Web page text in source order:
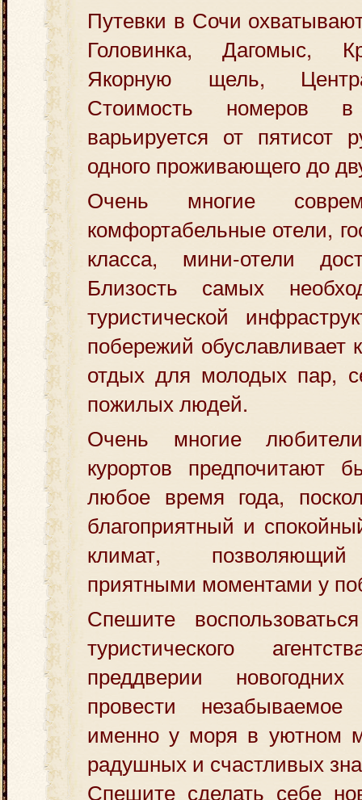
Путевки в Сочи
Головинка, Дагомыс,
Якорную щель,
Стоимость номеров
варьируется от пятисот
одного проживающего до
Очень многие
комфортабельные отели,
класса, мини-отели
Близость самых
туристической
побережий обуславливает
отдых для молодых пар,
пожилых людей.
Очень многие
курортов предпочитают
любое время года,
благоприятный и
климат, позволяющий
приятными моментами у
Спешите
туристического
преддверии
провести незабываемое
именно у моря в уютном
радушных и счастливых
Спешите сделать себе